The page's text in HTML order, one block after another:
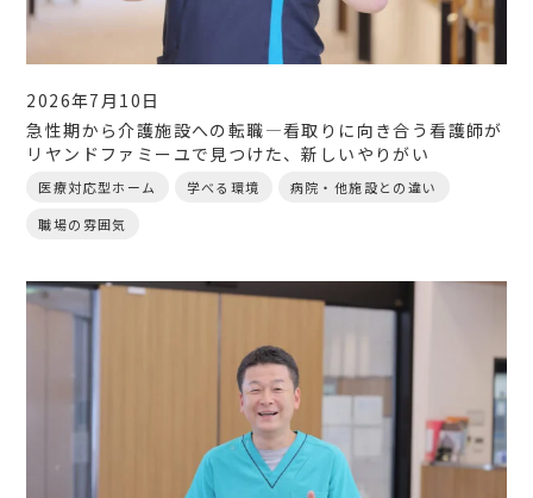
2026年7月10日
急性期から介護施設への転職―看取りに向き合う看護師が
リヤンドファミーユで見つけた、新しいやりがい
医療対応型ホーム 学べる環境
病院・他施設との違い
職場の雰囲気